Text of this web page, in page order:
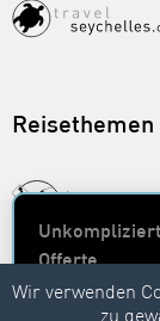
Reisethemen
Wir verwenden
Offerte